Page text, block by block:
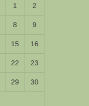
1 2
8 9
15 16
22 23
29 30